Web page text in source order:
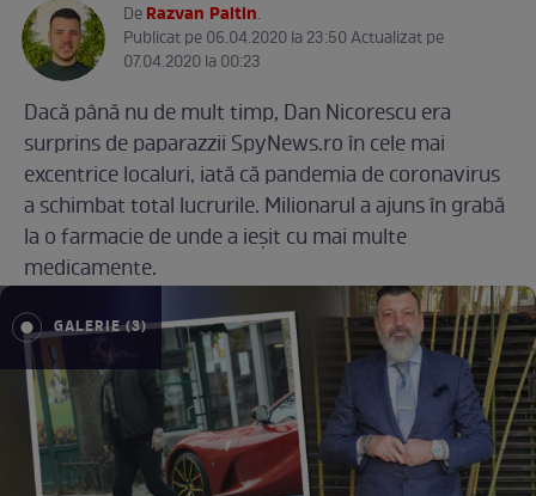
DeRazvan Paltin.
Publicat pe 06.04.2020 la 23:50 Actualizat pe
07.04.2020 la 00:23
Dacă până nu de mult timp, Dan Nicorescu era
surprins de paparazzii SpyNews.ro în cele mai
excentrice localuri, iată că pandemia de coronavirus
a schimbat total lucrurile. Milionarul a ajuns în grabă
la o farmacie de unde a ieșit cu mai multe
medicamente.
GALERIE (3)